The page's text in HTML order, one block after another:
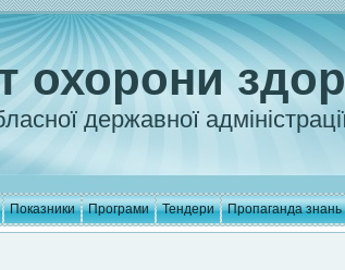
охорони
державної
Показники Програми Тендери Пропаганда знань